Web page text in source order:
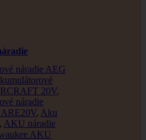
náradie AEG
20V,
náradie
, Aku
, AKU náradie
AKU